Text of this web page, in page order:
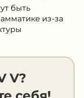
быть
из-за
V?